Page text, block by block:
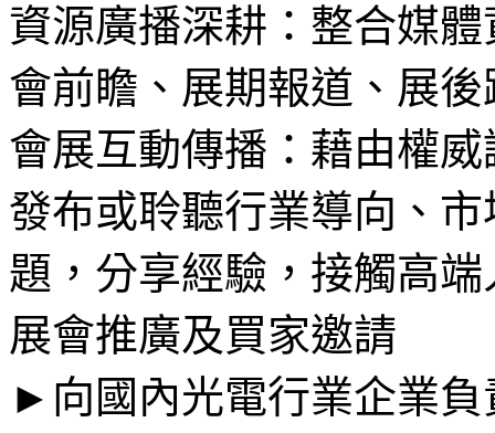
資源廣播深耕：整合媒
會前瞻、展期報道、展
會展互動傳播：藉由權
發布或聆聽行業導向、
題，分享經驗，接觸高端
展會推廣及買家邀請
►向國內光電行業企業負